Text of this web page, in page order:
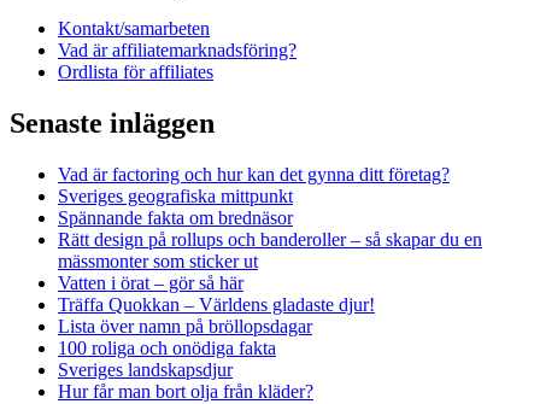
Kontakt/samarbeten
Vad är affiliatemarknadsföring?
Ordlista för affiliates
Senaste inläggen
Vad är factoring och hur kan det gynna ditt företag?
Sveriges geografiska mittpunkt
Spännande fakta om brednäsor
Rätt design på rollups och banderoller – så skapar du en
mässmonter som sticker ut
Vatten i örat – gör så här
Träffa Quokkan – Världens gladaste djur!
Lista över namn på bröllopsdagar
100 roliga och onödiga fakta
Sveriges landskapsdjur
Hur får man bort olja från kläder?